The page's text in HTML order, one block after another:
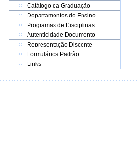
Catálogo da Graduação
Departamentos de Ensino
Programas de Disciplinas
Autenticidade Documento
Representação Discente
Formulários Padrão
Links